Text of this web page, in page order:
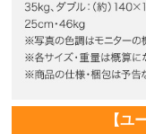
【ユ